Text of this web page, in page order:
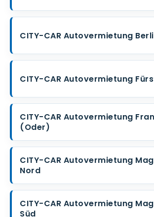
CITY-CAR Autovermietung
CITY-CAR Autovermietung
CITY-CAR Autovermietung
(Oder)
CITY-CAR Autovermietung
Nord
CITY-CAR Autovermietung
Süd